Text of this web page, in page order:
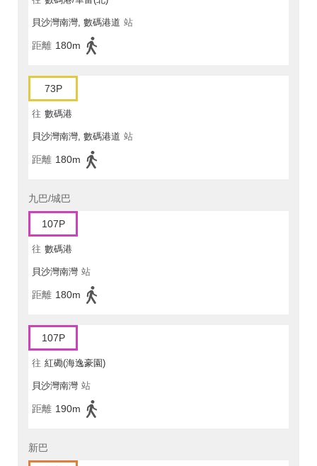
貝沙灣南灣, 數碼港道 站
距離 180m
73P
往 數碼港
貝沙灣南灣, 數碼港道 站
距離 180m
九巴/城巴
107P
往 數碼港
貝沙灣南灣 站
距離 180m
107P
往 紅磡(海逸豪園)
貝沙灣南灣 站
距離 190m
新巴